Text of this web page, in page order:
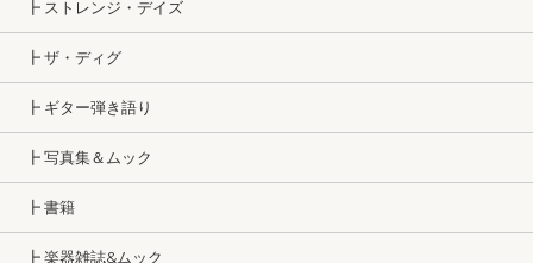
┣ ストレンジ・デイズ
┣ ザ・ディグ
┣ ギター弾き語り
┣ 写真集＆ムック
┣ 書籍
┣ 楽器雑誌&ムック